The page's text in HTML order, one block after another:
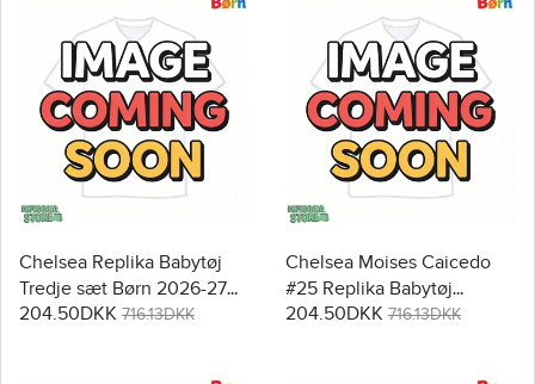
Chelsea Replika Babytøj
Tredje sæt Børn 2026-27
Kortærmet (+ Korte bukser)
204.50DKK 716.13DKK
Chelsea Moises Caicedo
#25 Replika Babytøj
Hjemmebanesæt Børn
204.50DKK 716.13DKK